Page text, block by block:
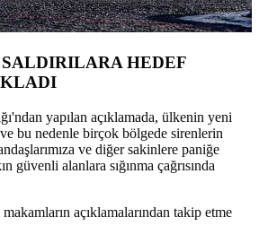
HEDEF
yapılan açıklamada, ülkenin yeni
bu nedenle birçok bölgede sirenlerin
ve diğer sakinlere paniğe
güvenli alanlara sığınma çağrısında
açıklamalarından takip etme